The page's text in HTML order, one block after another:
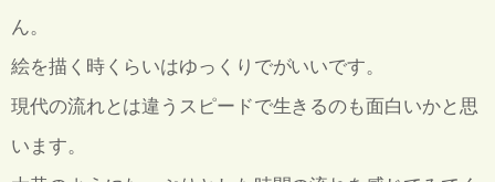
ん。
絵を描く時くらいはゆっくりでがいいです。
現代の流れとは違うスピードで生きるのも面白いかと思
います。